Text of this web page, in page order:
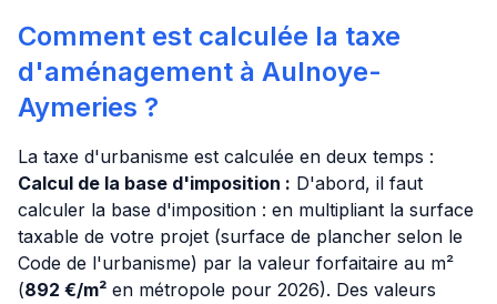
Comment est calculée la taxe
d'aménagement à Aulnoye-
Aymeries ?
La taxe d'urbanisme est calculée en deux temps :
Calcul de la base d'imposition : D'abord, il faut
calculer la base d'imposition : en multipliant la surface
taxable de votre projet (surface de plancher selon le
Code de l'urbanisme) par la valeur forfaitaire au m²
(892 €/m² en métropole pour 2026). Des valeurs